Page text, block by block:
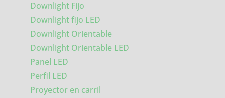
Downlight Fijo
Downlight fijo LED
Downlight Orientable
Downlight Orientable LED
Panel LED
Perfil LED
Proyector en carril